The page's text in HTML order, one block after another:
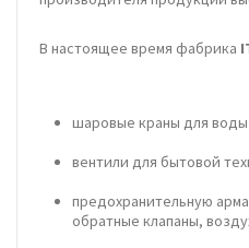
В настоящее время фабрика
шаровые краны для воды
вентили для бытовой
предохранительную
обратные клапаны,